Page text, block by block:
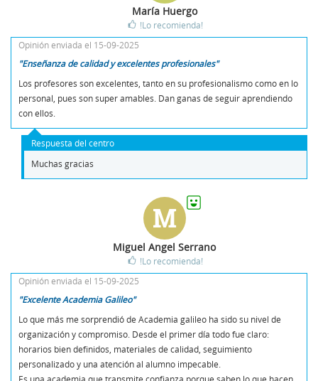
María Huergo
!Lo recomienda!
Opinión enviada el 15-09-2025
"Enseñanza de calidad y excelentes profesionales"
Los profesores son excelentes, tanto en su profesionalismo como en lo
personal, pues son super amables. Dan ganas de seguir aprendiendo
con ellos.
Respuesta del centro
Muchas gracias
M
Miguel Angel Serrano
!Lo recomienda!
Opinión enviada el 15-09-2025
"Excelente Academia Galileo"
Lo que más me sorprendió de Academia galileo ha sido su nivel de
organización y compromiso. Desde el primer día todo fue claro:
horarios bien definidos, materiales de calidad, seguimiento
personalizado y una atención al alumno impecable.